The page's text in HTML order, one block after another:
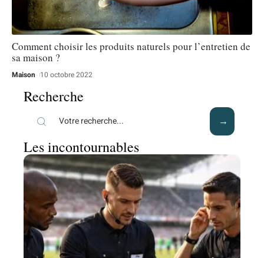
Comment choisir les produits naturels pour l’entretien de
sa maison ?
Maison 10 octobre 2022
Recherche
Les incontournables